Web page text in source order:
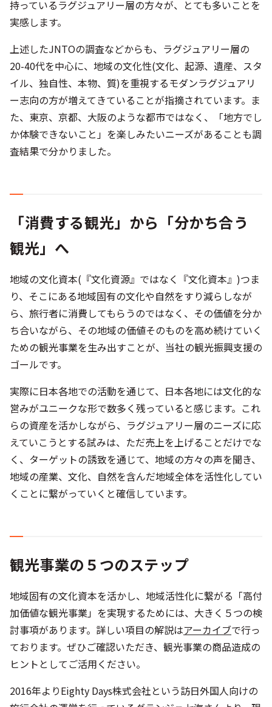
イル、独自性、本物、質)を重視するモダンラグジュアリ
ー志向の方が増えてきていることが指摘されています。ま
た、東京、京都、大阪のような都市ではなく、「地方でし
か体験できないこと」を楽しみたいニーズがあることも調
査結果で分かりました。
「消費する観光」から「分かち合う
り、そこにある地域固有の文化や自然をすり減らしなが
ら、旅行者に消費してもらうのではなく、その価値を分か
ち合いながら、その地域の価値そのものを高め続けていく
ための観光事業を生み出すことが、当社の観光振興支援の
ゴールです。
実際に日本各地での活動を通じて、日本各地には文化的な
営みがユニークな形で数多く残っていると感じます。これ
らの資産を活かしながら、ラグジュアリー層のニーズに応
えていこうとする試みは、ただ売上を上げることだけでな
く、ターゲットの誘致を通じて、地域の方々の声を聞き、
地域の産業、文化、自然を含んだ地域全体を活性化してい
くことに繋がっていくと確信しています。
観光事業の５つのステップ
加価値な観光事業」を実現するためには、大きく５つの検
討事項があります。詳しい項目の解説は
アーカイブ
ております。ぜひご確認いただき、観光事業の商品造成の
ヒントとしてご活用ください。
2016年よりEighty Days株式会社という訪日外国人向けの
旅行会社の運営を行っているグランジェ七海さんより、現
場のプレーヤーとしての体験と共に、インバウンド業界の
具体的なトレンドについてより詳しくお話いただきます。